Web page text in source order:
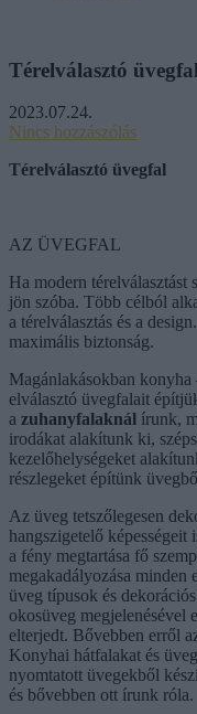
Térelválasztó
2023.07.24.
Nincs hozzászólás
Térelválasztó üvegfal
AZ ÜVEGFAL
Ha modern térelválasztást
jön szóba. Több célból
a térelválasztás és a
maximális biztonság.
Magánlakásokban
elválasztó üvegfalait
a zuhanyfalaknál írunk,
irodákat alakítunk ki,
kezelőhelységeket
részlegeket építünk
Az üveg tetszőlegesen
hangszigetelő képességeit
a fény megtartása fő
megakadályozása minden
üveg típusok és
okosüveg megjelenésével
elterjedt. Bővebben erről
Konyhai hátfalakat és
nyomtatott üvegekből
és bővebben ott írunk róla.